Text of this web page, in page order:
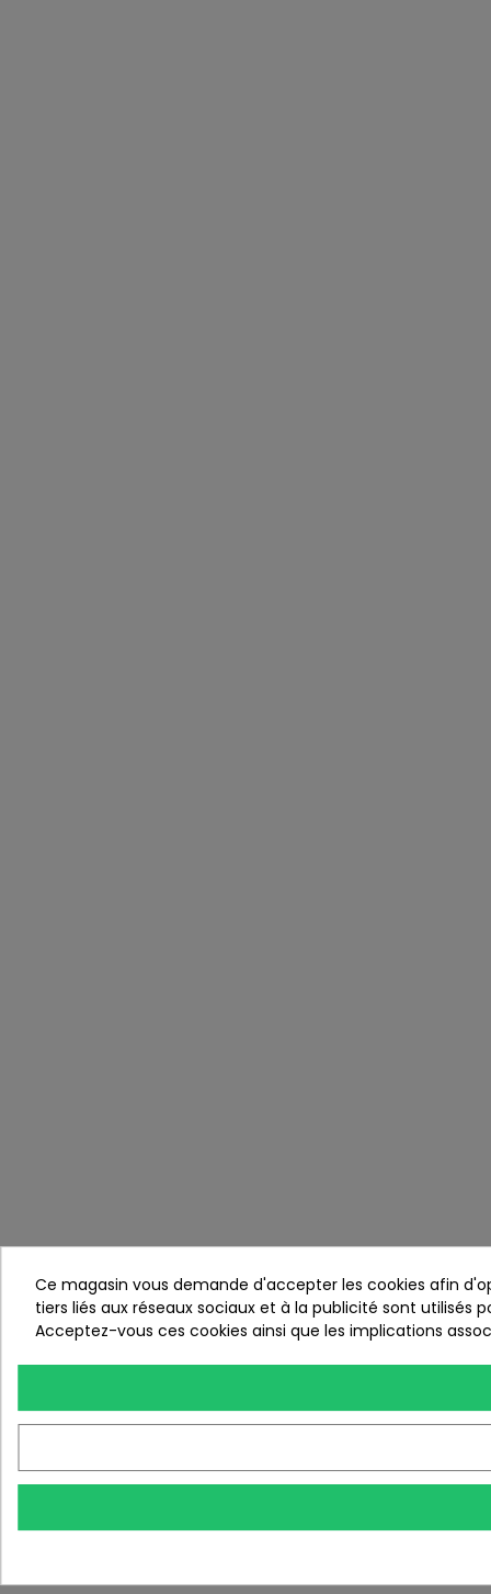
Ce magasin vous demande d'accepter les cookies afin
tiers liés aux réseaux sociaux et à la publicité sont utilisés
Acceptez-vous ces cookies ainsi que les implications